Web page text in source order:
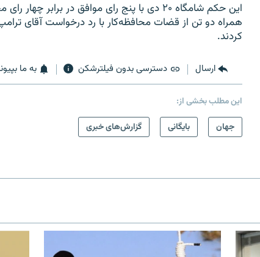
این حکم شامگاه ۲۰ دی با پنج رای موافق در
همراه دو تن از قضات محافظه‌کار با رد درخواست آقای
کردند.
ارسال دسترسی بدون فیلترشکن به ما
این مطلب بخشی از:
جهان
بایگانی گزارش‌های خبری